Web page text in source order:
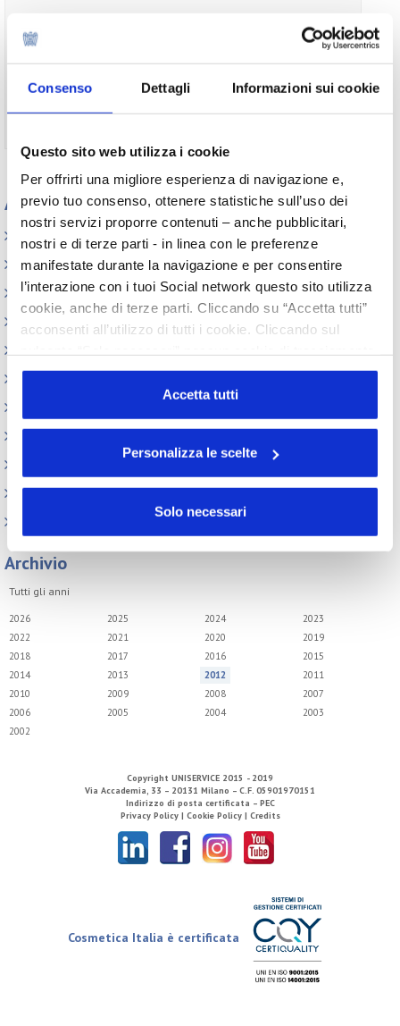
Consenso Dettagli Informazioni sui cookie
Questo sito web utilizza i cookie
Per offrirti una migliore esperienza di navigazione e,
previo tuo consenso, ottenere statistiche sull’uso dei
nostri servizi proporre contenuti – anche pubblicitari,
nostri e di terze parti - in linea con le preferenze
manifestate durante la navigazione e per consentire
l’interazione con i tuoi Social network questo sito utilizza
cookie, anche di terze parti. Cliccando su “Accetta tutti”
acconsenti all’utilizzo di tutti i cookie. Cliccando sul
o profilazione viene utilizzato. Cliccando su
“Personalizza le scelte” è possibile esprimere la propria
volontà in relazione a ciascuna categoria di cookie del
Accetta tutti
Personalizza le scelte
Solo necessari
Appuntamenti
Elenco Completo
Assemblea
Convegno tecnico internazionale
Leonardo Genio e Bellezza
Archivio
Tutti gli anni
2026 2025 2024
2023
2022
2021 2020
2019
2018
2017 2016
2015
2014
2013 2012
2011
2010
2009 2008
2007
2006
2005 2004
2003
2002
Copyright UNISERVICE 2015 - 2019
Via Accademia, 33 – 20131 Milano – C.F. 05901970151
Indirizzo di posta certificata – PEC
Privacy Policy | Cookie Policy | Credits
Cosmetica Italia è certificata